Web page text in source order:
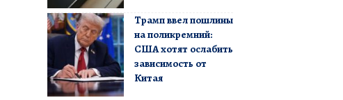
Трамп ввел пошлины
на поликремний:
США хотят ослабить
зависимость от
Китая